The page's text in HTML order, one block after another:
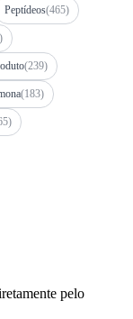
Peptídeos(465)
(239)
(183)
pelo